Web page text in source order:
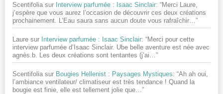
Scentifolia sur Interview parfumée : Isaac Sinclair: “Merci Laure,
j’espère que vous aurez l’occasion de découvrir ces deux créations
prochainement. L’Eau saura sans aucun doute vous rafraîchir… ”
Laure sur Interview parfumée : Isaac Sinclair: “Merci pour cette
interview parfumée d’Isaac Sinclair. Ube belle aventure est née avec
agnès.b. Les deux créations sont tentantes (j’ai… ”
Scentifolia sur Bougies Hellenist : Paysages Mystiques: “Ah ah oui,
l’ambiance ventilateur/ climatiseur est très tendance ! Quand la
bougie est finie, elle est tellement jolie que… ”